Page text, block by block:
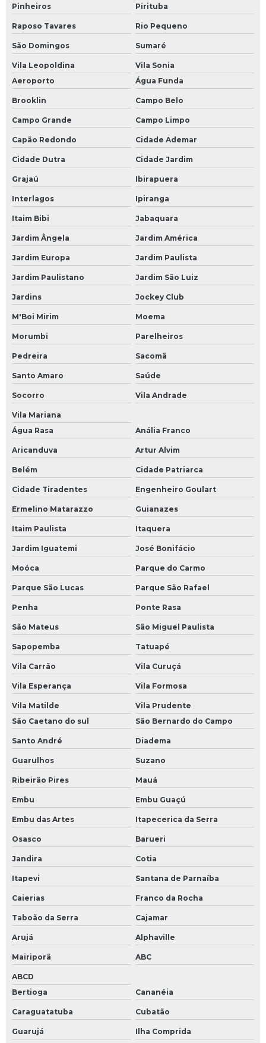
Pinheiros Pirituba
Raposo Tavares Rio Pequeno
São Domingos Sumaré
Vila Leopoldina
Vila Sonia
Aeroporto
Água Funda
Brooklin Campo Belo
Campo Grande Campo Limpo
Capão Redondo Cidade Ademar
Cidade Dutra Cidade Jardim
Grajaú Ibirapuera
Interlagos Ipiranga
Itaim Bibi Jabaquara
Jardim Ângela Jardim América
Jardim Europa Jardim Paulista
Jardim Paulistano Jardim São Luiz
Jardins Jockey Club
M'Boi Mirim Moema
Morumbi Parelheiros
Pedreira Sacomã
Santo Amaro Saúde
Socorro Vila Andrade
Vila Mariana
Água Rasa
Anália Franco
Aricanduva Artur Alvim
Belém Cidade Patriarca
Cidade Tiradentes Engenheiro Goulart
Ermelino Matarazzo Guianazes
Itaim Paulista Itaquera
Jardim Iguatemi José Bonifácio
Moóca Parque do Carmo
Parque São Lucas Parque São Rafael
Penha Ponte Rasa
São Mateus São Miguel Paulista
Sapopemba Tatuapé
Vila Carrão Vila Curuçá
Vila Esperança Vila Formosa
Vila Matilde
Vila Prudente
São Caetano do sul
São Bernardo do Campo
Santo André Diadema
Guarulhos Suzano
Ribeirão Pires Mauá
Embu Embu Guaçú
Embu das Artes Itapecerica da Serra
Osasco Barueri
Jandira Cotia
Itapevi Santana de Parnaíba
Caierias Franco da Rocha
Taboão da Serra Cajamar
Arujá Alphaville
Mairiporã ABC
ABCD
Bertioga
Cananéia
Caraguatatuba Cubatão
Guarujá Ilha Comprida